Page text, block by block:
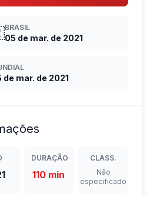
BRASIL
05 de mar. de 2021
de mar. de 2021
DURAÇÃO
110 min
CLASS.
Não
especificado